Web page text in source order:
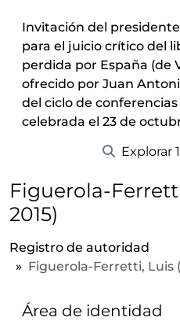
Invitación del
para el juicio crítico del
perdida por España (de
ofrecido por Juan
del ciclo de conferencias
celebrada el 23 de
Explorar
Figuerola-
2015)
Registro de autoridad
Figuerola-Ferretti, Luis
Área de identidad